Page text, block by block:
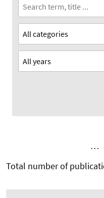
…
Total number of